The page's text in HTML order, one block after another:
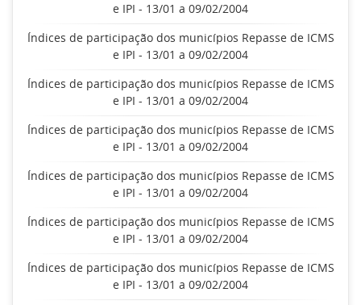
e IPI - 13/01 a 09/02/2004
Índices de participação dos municípios Repasse de ICMS
e IPI - 13/01 a 09/02/2004
Índices de participação dos municípios Repasse de ICMS
e IPI - 13/01 a 09/02/2004
Índices de participação dos municípios Repasse de ICMS
e IPI - 13/01 a 09/02/2004
Índices de participação dos municípios Repasse de ICMS
e IPI - 13/01 a 09/02/2004
Índices de participação dos municípios Repasse de ICMS
e IPI - 13/01 a 09/02/2004
Índices de participação dos municípios Repasse de ICMS
e IPI - 13/01 a 09/02/2004